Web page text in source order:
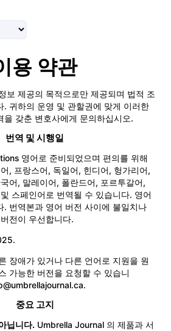
용 약관
보 제공의 목적으로만 제공되며 법적 조
. 귀하의 운영 및 관할권에 맞게 이러한
을 갖춘 변호사에게 문의하십시오.
번역 및 시행일
영어로 준비되었으며 편의를 위해
, 프랑스어, 독일어, 힌디어, 헝가리어,
어, 말레이어, 폴란드어, 포르투갈어,
스페인어로 번역될 수 있습니다. 영어
. 번역본과 영어 버전 사이에 불일치나
전이 우선합니다.
장애가 있거나 다른 언어로 지원을 원
가능한 버전을 요청할 수 있습니
.
중요 고지
닙니다. Umbrella Journal 의 제품과 서